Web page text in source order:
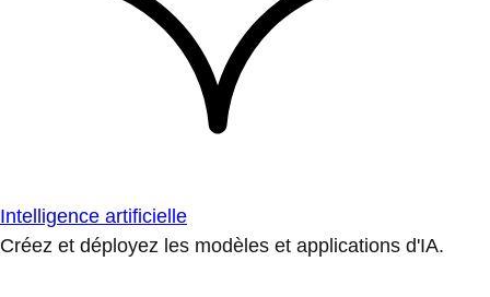
Intelligence artificielle
Créez et déployez les modèles et applications d'IA.